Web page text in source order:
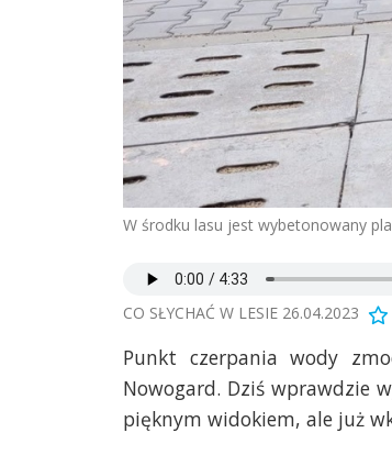
W środku lasu jest wybetonowany
CO SŁYCHAĆ W LESIE 26.04.2023
Punkt czerpania wody
Nowogard. Dziś wprawdzie
pięknym widokiem, ale już